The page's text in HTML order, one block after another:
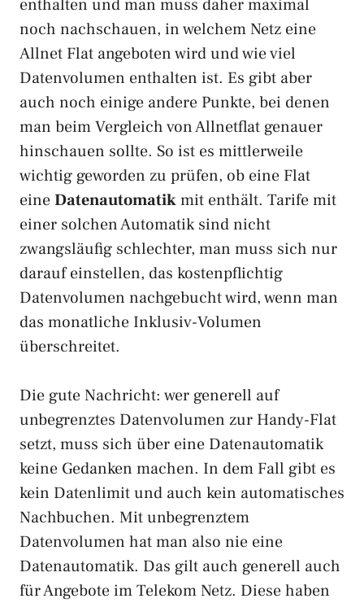
enthalten und man muss daher maximal
noch nachschauen, in welchem Netz eine
Allnet Flat angeboten wird und wie viel
Datenvolumen enthalten ist. Es gibt aber
auch noch einige andere Punkte, bei denen
man beim Vergleich von Allnetflat genauer
hinschauen sollte. So ist es mittlerweile
wichtig geworden zu prüfen, ob eine Flat
eineDatenautomatikmit enthält. Tarife mit
einer solchen Automatik sind nicht
zwangsläufig schlechter, man muss sich nur
darauf einstellen, das kostenpflichtig
Datenvolumen nachgebucht wird, wenn man
das monatliche Inklusiv-Volumen
überschreitet.
Die gute Nachricht: wer generell auf
unbegrenztes Datenvolumen zur Handy-Flat
setzt, muss sich über eine Datenautomatik
keine Gedanken machen. In dem Fall gibt es
kein Datenlimit und auch kein automatisches
Nachbuchen. Mit unbegrenztem
Datenvolumen hat man also nie eine
Datenautomatik. Das gilt auch generell auch
für Angebote im Telekom Netz. Diese haben